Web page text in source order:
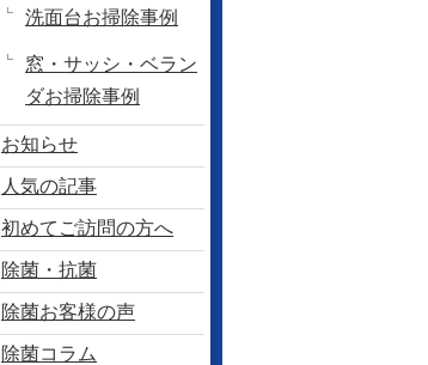
洗面台お掃除事例
窓・サッシ・ベラン
ダお掃除事例
お知らせ
人気の記事
初めてご訪問の方へ
除菌・抗菌
除菌お客様の声
除菌コラム